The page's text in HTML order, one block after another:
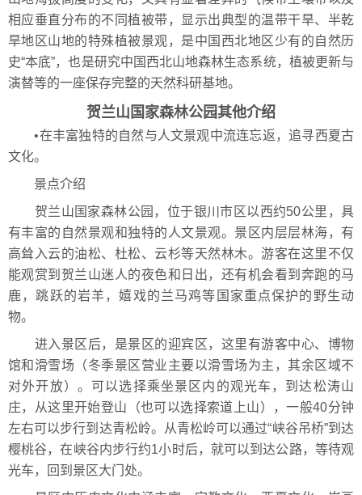
相应垂直分布的不同植被带，显示出典型的温带干旱、半乾
旱地区山地的特殊植被景观，是中国西北地区少有的自然历
史“本底”，也是研究中国西北山地森林生态系统，植被更新与
演替等的一座保存完整的天然科研基地。
贺兰山国家森林公园其他介绍
•在丰富独特的自然与人文景观中流连忘返，追寻西夏古
文化。
景点介绍
贺兰山国家森林公园，位于银川市区以西约50公里，具
有丰富的自然景观和独特的人文景观。景区内层层林海，有
高耸入云的油松、杜松、云杉等天然林木。游客在这里不仅
能观赏到贺兰山迷人的夜色和日出，还有机会看到奔跑的马
鹿，跳跃的岩羊，嬉戏的兰马鸡等国家重点保护的野生动
物。
进入景区后，是景区的迎宾区，这里有游客中心、博物
馆和滑雪场（冬季景区营业主要以滑雪场为主，其余区域不
对外开放）。可以选择乘坐景区内的观光车，到达松涛山
庄，从这里开始登山（也可以选择索道上山），一般40分钟
左右可以步行到达青松岭。从青松岭可以通过“峡谷吊桥”到达
樱桃谷，在峡谷内步行约1小时后，就可以到达公路，等待观
光车，回到景区大门处。